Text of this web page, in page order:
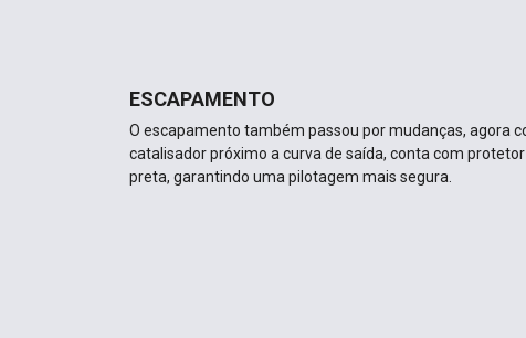
ESCAPAMENTO
O escapamento também passou por mudanças, agora
catalisador próximo a curva de saída, conta com
preta, garantindo uma pilotagem mais segura.